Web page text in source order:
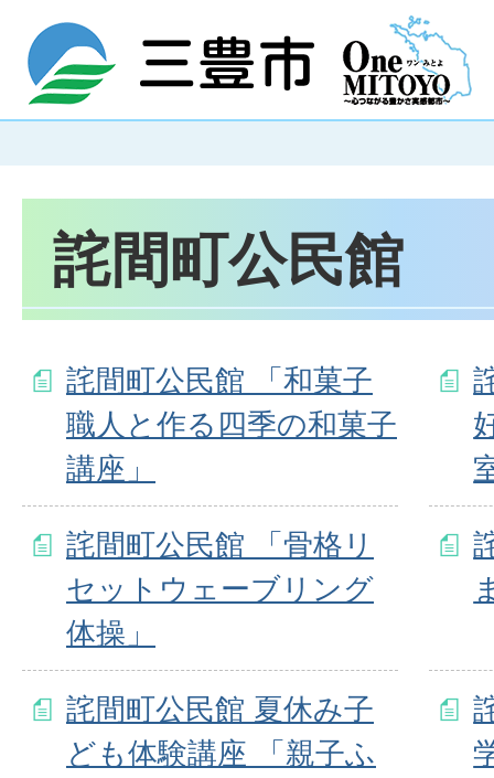
詫間町公民館
詫間町公民館 「和菓子
職人と作る四季の和菓子
講座」
詫間町公民館 「骨格リ
セットウェーブリング
体操」
詫間町公民館 夏休み子
ども体験講座 「親子ふ